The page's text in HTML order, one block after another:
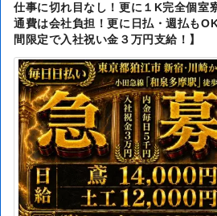
仕事に切れ目なし！更に１K完全個室
通費は会社負担！更に日払・週払も
間限定で入社祝い金３万円支給！】